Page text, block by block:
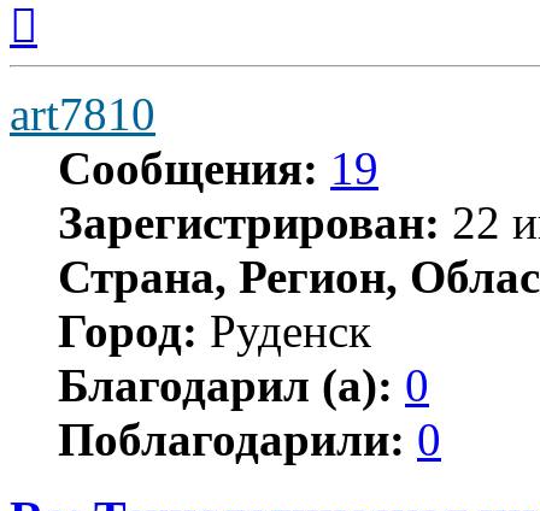
началу
art7810
Сообщения: 19
Зарегистрирован: 22
Страна, Регион,
Город: Руденск
Благодарил (а): 0
Поблагодарили: 0